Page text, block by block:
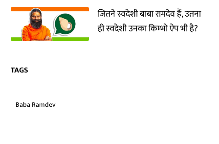
जितने स्वदेशी बाबा रामदेव हैं, उतना
ही स्वदेशी उनका किम्भो ऐप भी है?
TAGS
Baba Ramdev